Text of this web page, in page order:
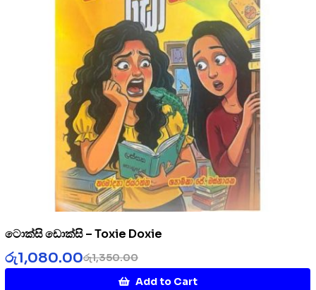
ටොක්සි ඩොක්සි – Toxie Doxie
රු1,350.00
රු1,080.00
Add to Cart